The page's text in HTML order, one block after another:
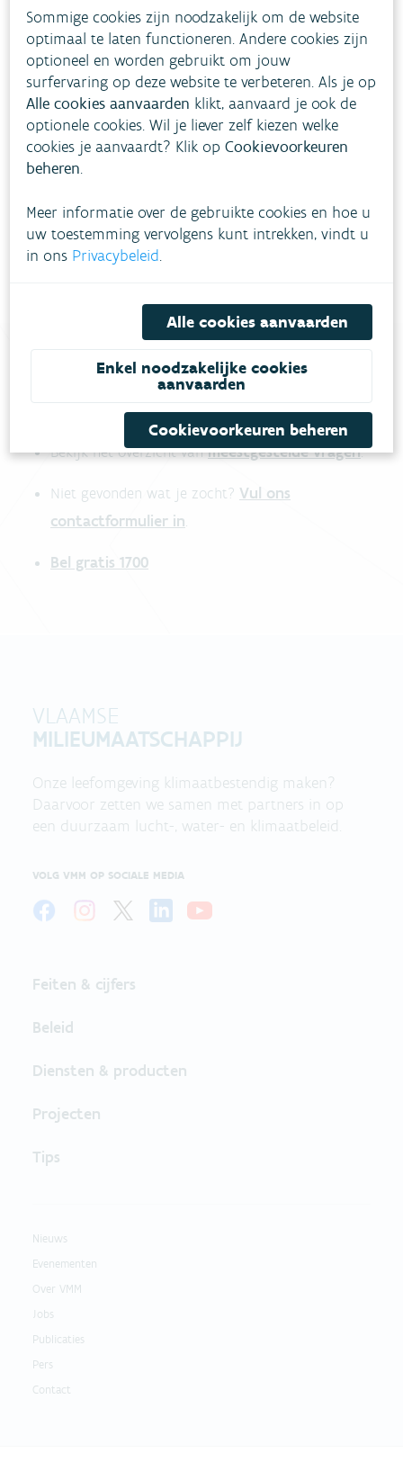
Heffing op
waterverontreiniging
Met deze heffing betaal je voor de zuivering van je
afvalwater.
Heb je vragen?
Bekijk het overzicht van meestgestelde vragen.
Niet gevonden wat je zocht? Vul ons
contactformulier in.
Bel gratis 1700
VLAAMSE
MILIEUMAATSCHAPPIJ
Onze leefomgeving klimaatbestendig maken?
Daarvoor zetten we samen met partners in op
een duurzaam lucht-, water- en klimaatbeleid.
VOLG VMM OP SOCIALE MEDIA
Feiten & cijfers
Beleid
Diensten & producten
Projecten
Tips
Nieuws
Evenementen
Over VMM
Jobs
Publicaties
Pers
Contact
Sommige cookies zijn noodzakelijk om de website
optimaal te laten functioneren. Andere cookies zijn
optioneel en worden gebruikt om jouw
surfervaring op deze website te verbeteren. Als je op
Alle cookies aanvaarden klikt, aanvaard je ook de
optionele cookies. Wil je liever zelf kiezen welke
cookies je aanvaardt? Klik opCookievoorkeuren
beheren.
Meer informatie over de gebruikte cookies en hoe u
uw toestemming vervolgens kunt intrekken, vindt u
in ons Privacybeleid.
Alle cookies aanvaarden
Enkel noodzakelijke cookies
aanvaarden
Cookievoorkeuren beheren